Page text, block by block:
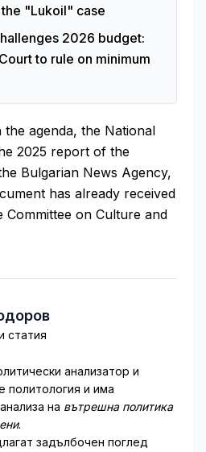
"Lukoil" case
2026 budget:
to rule on minimum
agenda, the National
2025 report of the
Bulgarian News Agency,
has already received
on Culture and
статия
анализатор и
политология и има
на вътрешна политика
.
задълбочен поглед